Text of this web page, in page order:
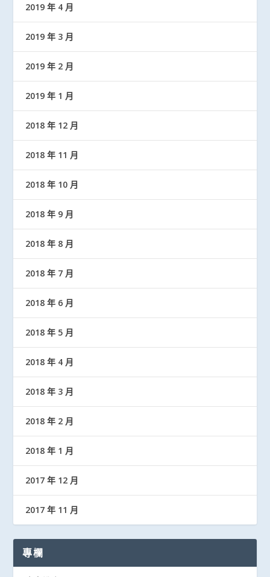
2019 年 4 月
2019 年 3 月
2019 年 2 月
2019 年 1 月
2018 年 12 月
2018 年 11 月
2018 年 10 月
2018 年 9 月
2018 年 8 月
2018 年 7 月
2018 年 6 月
2018 年 5 月
2018 年 4 月
2018 年 3 月
2018 年 2 月
2018 年 1 月
2017 年 12 月
2017 年 11 月
專欄